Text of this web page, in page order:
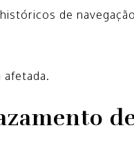
de
afetada.